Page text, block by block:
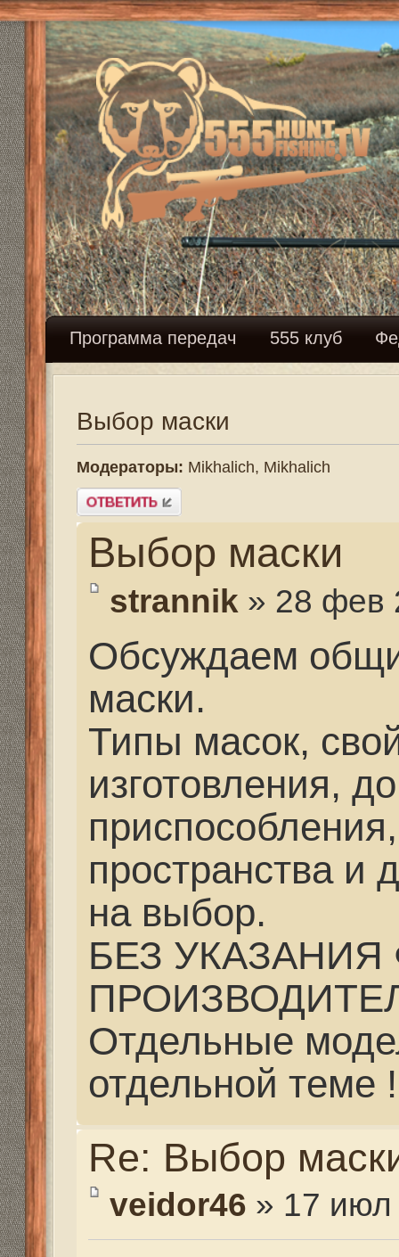
Программа передач 555 клуб Федерация
Выбор маски
Модераторы: Mikhalich,Mikhalich
Выбор маски
strannik» 28 фев 2014,
Обсуждаем общие
маски.
Типы масок,
изготовления,
приспособления,
пространства и др.
на выбор.
БЕЗ УКАЗАНИЯ
ПРОИЗВОДИТЕЛЯ !!!
Отдельные модели
отдельной теме !!!
Re: Выбор маски
veidor46 » 17 июл 2014,
strannik писал(а):
veidor46 писал(а):
У меня есть все
грузов
А всё это что?